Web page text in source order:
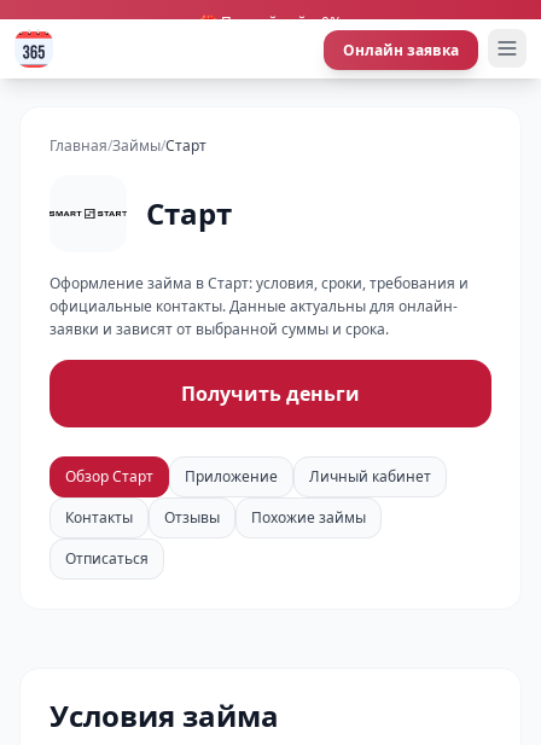
🎁 Первый займ 0%
Онлайн заявка
Главная/Займы/Старт
Старт
Оформление займа в Старт: условия, сроки, требования и
официальные контакты. Данные актуальны для онлайн-
заявки и зависят от выбранной суммы и срока.
Получить деньги
Обзор Старт Приложение
Личный кабинет
Контакты
Отзывы
Похожие займы
Отписаться
Условия займа